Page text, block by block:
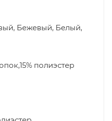
Бежевый, Белый,
полиэстер